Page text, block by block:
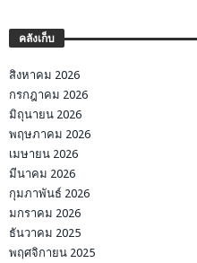
คลังเก็บ
สิงหาคม 2026
กรกฎาคม 2026
มิถุนายน 2026
พฤษภาคม 2026
เมษายน 2026
มีนาคม 2026
กุมภาพันธ์ 2026
มกราคม 2026
ธันวาคม 2025
พฤศจิกายน 2025